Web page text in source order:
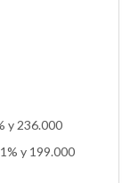
y 236.000
y 199.000